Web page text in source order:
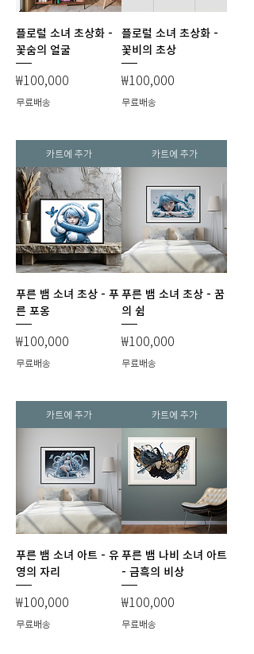
플로럴 소녀 초상화 -
꽃숨의 얼굴
가격
₩100,000
무료배송
카트에 추가
플로럴 소녀 초상화 -
꽃비의 초상
가격
₩100,000
무료배송
카트에 추가
푸른 뱀 소녀 초상 - 푸
른 포옹
가격
₩100,000
무료배송
카트에 추가
푸른 뱀 소녀 초상 - 꿈
의 쉼
가격
₩100,000
무료배송
카트에 추가
푸른 뱀 소녀 아트 - 유
영의 자리
가격
₩100,000
무료배송
푸른 뱀 나비 소녀 아트
- 금흑의 비상
가격
₩100,000
무료배송